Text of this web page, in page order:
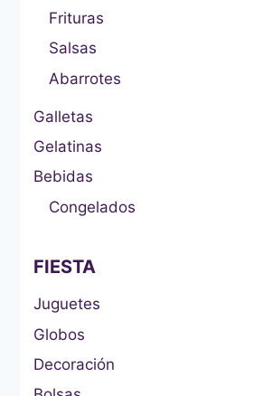
Frituras
Salsas
Abarrotes
Galletas
Gelatinas
Bebidas
Congelados
FIESTA
Juguetes
Globos
Decoración